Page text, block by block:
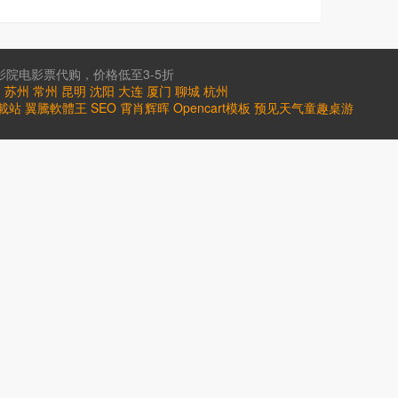
院电影票代购，价格低至3-5折
苏州 常州 昆明 沈阳 大连 厦门 聊城 杭州
站 翼騰軟體王 SEO 霄肖辉晖 Opencart模板 预见天气童趣桌游